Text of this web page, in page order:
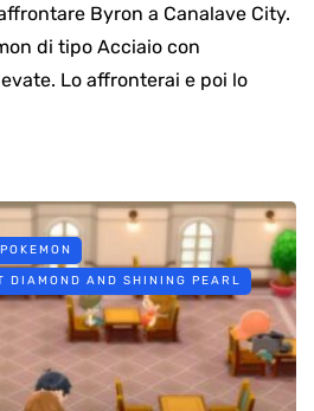
Byron a Canalave City.
di tipo Acciaio con
Lo affronterai e poi lo
POKEMON
DIAMOND AND SHINING PEARL